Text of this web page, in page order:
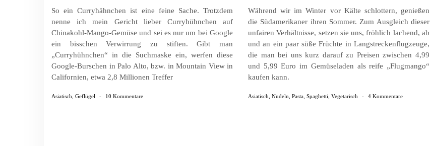
So ein Curryhähnchen ist eine feine Sache. Trotzdem
nenne ich mein Gericht lieber Curryhühnchen auf
Chinakohl-Mango-Gemüse und sei es nur um bei Google
ein bisschen Verwirrung zu stiften. Gibt man
„Curryhühnchen“ in die Suchmaske ein, werfen diese
Google-Burschen in Palo Alto, bzw. in Mountain View in
Californien, etwa 2,8 Millionen Treffer
Asiatisch Geflügel - 10 Kommentare
Während wir im Winter vor Kälte schlottern, genießen
die Südamerikaner ihren Sommer. Zum Ausgleich dieser
unfairen Verhältnisse, setzen sie uns, fröhlich lachend, ab
und an ein paar süße Früchte in Langstreckenflugzeuge,
die man bei uns kurz darauf zu Preisen zwischen 4,99
und 5,99 Euro im Gemüseladen als reife „Flugmango“
kaufen kann.
Asiatisch Nudeln Pasta Spaghetti Vegetarisch - 4 Kommentare